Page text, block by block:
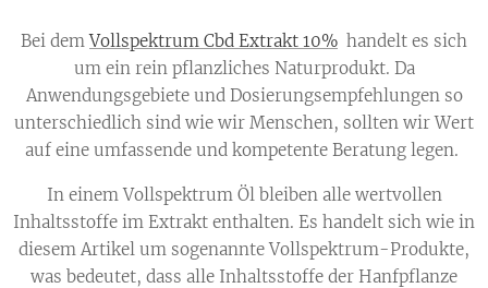
Bei demVollspektrum Cbd Extrakt 10% handelt es sich
um ein rein pflanzliches Naturprodukt. Da
Anwendungsgebiete und Dosierungsempfehlungen so
unterschiedlich sind wie wir Menschen, sollten wir Wert
auf eine umfassende und kompetente Beratung legen.
In einem Vollspektrum Öl bleiben alle wertvollen
Inhaltsstoffe im Extrakt enthalten. Es handelt sich wie in
diesem Artikel um sogenannte Vollspektrum-Produkte,
was bedeutet, dass alle Inhaltsstoffe der Hanfpflanze